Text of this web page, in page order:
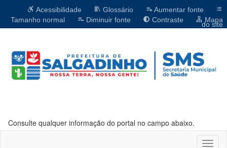
Acessibilidade Glossário
Aumentar fonte
Tamanho normal
Diminuir fonte Contraste Mapa
do site
Consulte qualquer informação do portal no campo abaixo.